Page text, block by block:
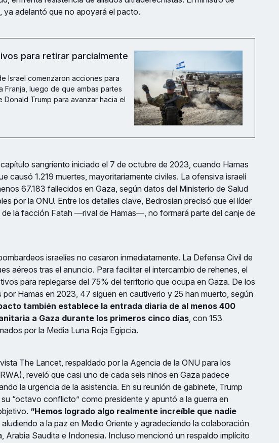
ya adelantó que no apoyará el pacto.
para retirar parcialmente
Israel comenzaron acciones para
Franja, luego de que ambas partes
Trump para avanzar hacia el
sangriento iniciado el 7 de octubre de 2023, cuando Hamas
causó 1.219 muertes, mayoritariamente civiles. La ofensiva israelí
67.183 fallecidos en Gaza, según datos del Ministerio de Salud
por la ONU. Entre los detalles clave, Bedrosian precisó que el líder
la facción Fatah —rival de Hamas—, no formará parte del canje de
israelíes no cesaron inmediatamente. La Defensa Civil de
aéreos tras el anuncio. Para facilitar el intercambio de rehenes, el
para replegarse del 75% del territorio que ocupa en Gaza. De los
por Hamas en 2023, 47 siguen en cautiverio y 25 han muerto, según
también establece la entrada diaria de al menos 400
a Gaza durante los primeros cinco días, con 153
por la Media Luna Roja Egipcia.
The Lancet, respaldado por la Agencia de la ONU para los
reveló que casi uno de cada seis niños en Gaza padece
la urgencia de la asistencia. En su reunión de gabinete, Trump
“octavo conflicto” como presidente y apuntó a la guerra en
“Hemos logrado algo realmente increíble que nadie
aludiendo a la paz en Medio Oriente y agradeciendo la colaboración
Arabia Saudita e Indonesia. Incluso mencionó un respaldo implícito